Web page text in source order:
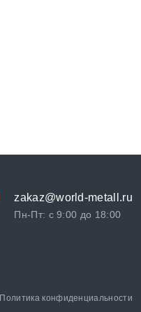
zakaz@world-metall.ru
Пн-Пт: с 9:00 до 18:00
Политика конфиденциальности